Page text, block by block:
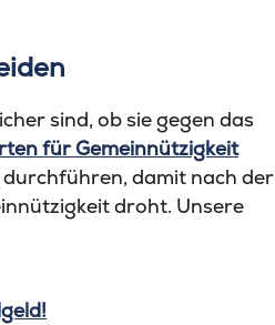
sind, ob sie gegen das
für Gemeinnützigkeit
damit nach der
droht. Unsere